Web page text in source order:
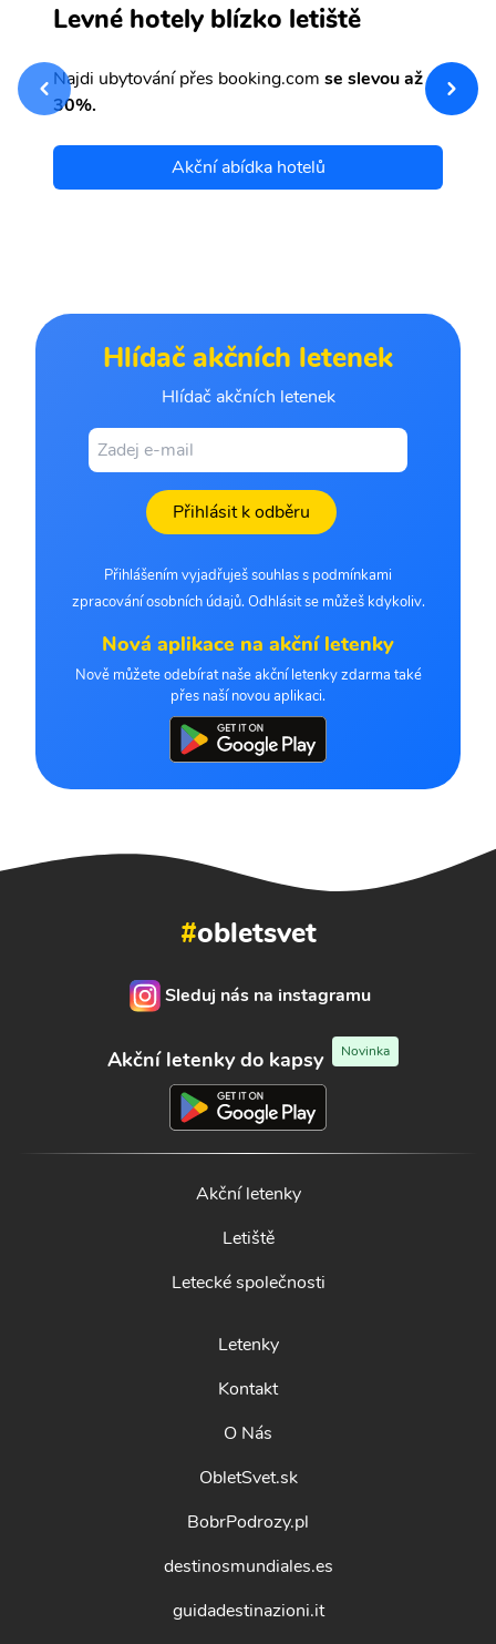
Levné hotely blízko letiště
Najdi ubytování přes booking.com se slevou až
30%.
Akční abídka hotelů
Hlídač akčních letenek
Hlídač akčních letenek
Přihlásit k odběru
Přihlášením vyjadřuješ souhlas s podmínkami
zpracování osobních údajů. Odhlásit se můžeš kdykoliv.
Nová aplikace na akční letenky
Nově můžete odebírat naše akční letenky zdarma také
přes naší novou aplikaci.
#obletsvet
Sleduj nás na instagramu
Akční letenky do kapsy Novinka
Akční letenky
Letiště
Letecké společnosti
Letenky
Kontakt
O Nás
ObletSvet.sk
BobrPodrozy.pl
destinosmundiales.es
guidadestinazioni.it